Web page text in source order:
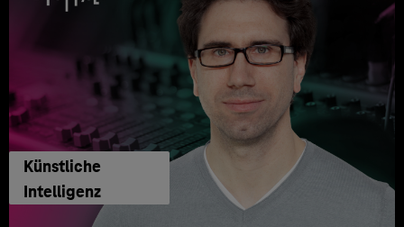
Künstliche
Intelligenz